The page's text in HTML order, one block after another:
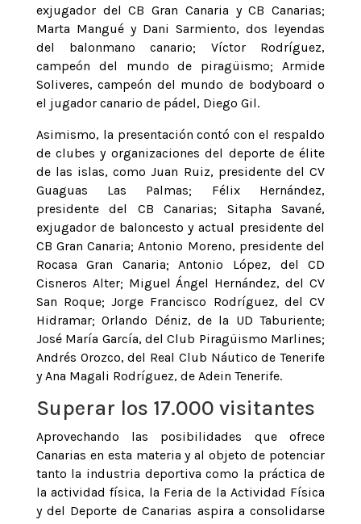
exjugador del CB Gran Canaria y CB Canarias;
Marta Mangué y Dani Sarmiento, dos leyendas
del balonmano canario; Víctor Rodríguez,
campeón del mundo de piragüismo; Armide
Soliveres, campeón del mundo de bodyboard o
el jugador canario de pádel, Diego Gil.
Asimismo, la presentación contó con el respaldo
de clubes y organizaciones del deporte de élite
de las islas, como Juan Ruiz, presidente del CV
Guaguas Las Palmas; Félix Hernández,
presidente del CB Canarias; Sitapha Savané,
exjugador de baloncesto y actual presidente del
CB Gran Canaria; Antonio Moreno, presidente del
Rocasa Gran Canaria; Antonio López, del CD
Cisneros Alter; Miguel Ángel Hernández, del CV
San Roque; Jorge Francisco Rodríguez, del CV
Hidramar; Orlando Déniz, de la UD Taburiente;
José María García, del Club Piragüismo Marlines;
Andrés Orozco, del Real Club Náutico de Tenerife
y Ana Magali Rodríguez, de Adein Tenerife.
Superar los 17.000 visitantes
Aprovechando las posibilidades que ofrece
Canarias en esta materia y al objeto de potenciar
tanto la industria deportiva como la práctica de
la actividad física, la Feria de la Actividad Física
y del Deporte de Canarias aspira a consolidarse